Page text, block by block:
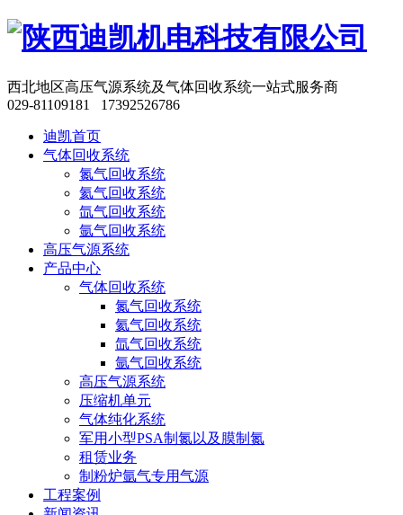
西北地区高压气源系统及气体回收系统一站式服务商
029-81109181 17392526786
迪凯首页
气体回收系统
氮气回收系统
氦气回收系统
氙气回收系统
氩气回收系统
高压气源系统
产品中心
气体回收系统
氮气回收系统
氦气回收系统
氙气回收系统
氩气回收系统
高压气源系统
压缩机单元
气体纯化系统
军用小型PSA制氮以及膜制氮
租赁业务
制粉炉氩气专用气源
工程案例